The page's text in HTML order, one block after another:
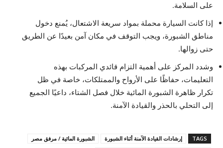
على السلامة.
إذا كانت السيارة محملة بمواد سريعة الاشتعال، يُمنع دخول
مناطق الشبورة، ويجب التوقف في مكان آمن بعيدًا عن الطريق
حتى زوالها.
وشدد المركز على أهمية التزام قائدي المركبات بهذه
التعليمات، حفاظًا على الأرواح والممتلكات، خاصة في ظل
تكرار ظاهرة الشبورة المائية خلال فصل الشتاء، داعيًا الجميع
إلى التحلي بالحذر والقيادة الآمنة.
TAGS إرشادات القيادة الآمنة أثناء الشبورة
الشبورة المائية / مرفق مصر